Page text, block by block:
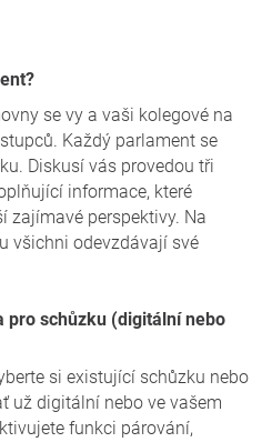
se vy a vaši kolegové na
Každý parlament se
Diskusí vás provedou tři
informace, které
zajímavé perspektivy. Na
všichni odevzdávají své
si existující schůzku nebo
už digitální nebo ve vašem
funkci párování,